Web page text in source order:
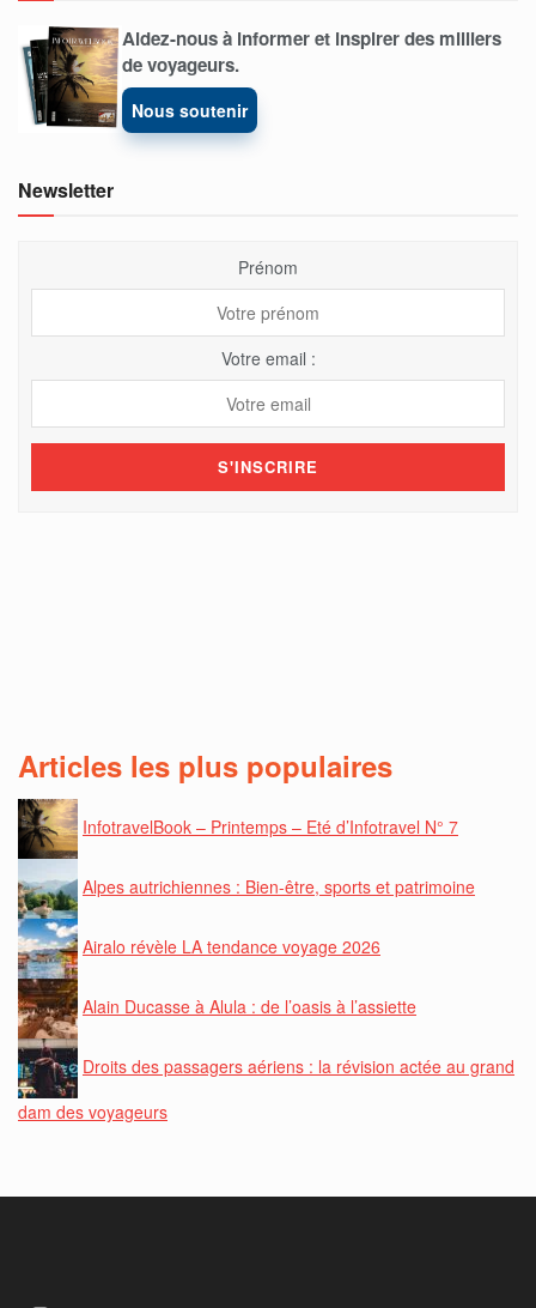
Aidez-nous à informer et inspirer des milliers
de voyageurs.
Nous soutenir
Newsletter
Prénom
Votre email :
Articles les plus populaires
InfotravelBook – Printemps – Eté d’Infotravel N° 7
Alpes autrichiennes : Bien-être, sports et patrimoine
Airalo révèle LA tendance voyage 2026
Alain Ducasse à Alula : de l’oasis à l’assiette
Droits des passagers aériens : la révision actée au grand
dam des voyageurs